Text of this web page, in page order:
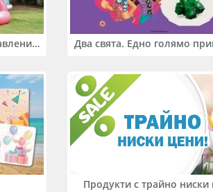
Двойно повече лятно забавление! Купи 2 продукта INTEX и вземи -33%
Продукти с трайно ниски